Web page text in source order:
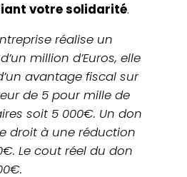
votre soli­da­ri­té.
réalise un
million d’Euros, elle
avan­tage fiscal sur
de 5 pour mille de
soit 5 000€. Un don
droit à une réduc­tion
Le cout réel du don